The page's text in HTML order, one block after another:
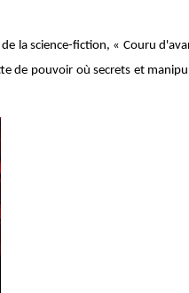
la science-fiction, « Couru
de pouvoir où secrets et